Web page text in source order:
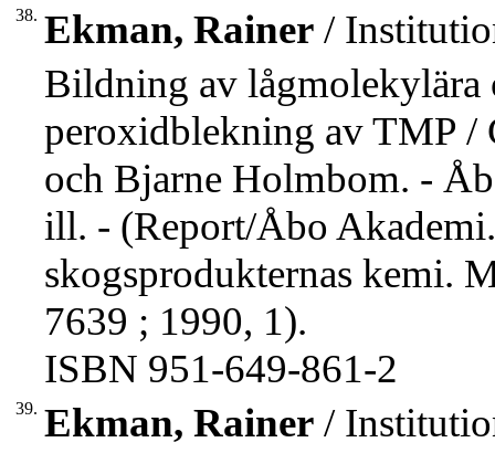
38. Ekman, Rainer /
Bildning av lågmolekylära
peroxidblekning av TMP /
och Bjarne Holmbom. -
ill. - (Report/Åbo
skogsprodukternas kemi.
7639 ; 1990, 1).
ISBN 951-649-861-2
39. Ekman, Rainer /